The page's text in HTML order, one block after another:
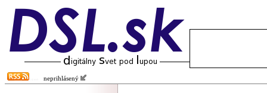
neprihlásený